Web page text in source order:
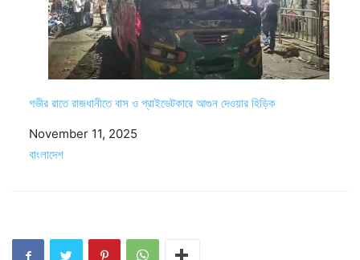
গভীর রাতে রাজধানীতে বাস ও প্রাইভেটকারে আগুন দেওয়ার হিড়িক
Date
November 11, 2025
In relation to
বাংলাদেশ